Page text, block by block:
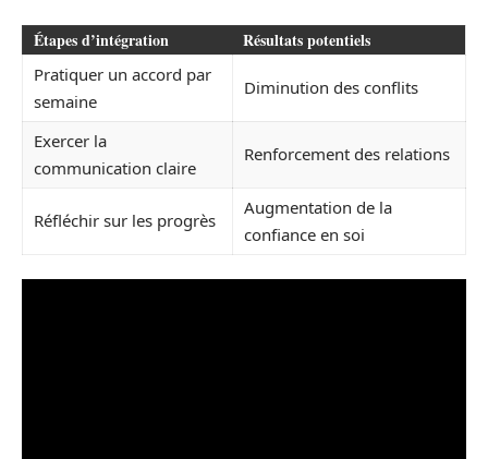
Étapes d’intégration Résultats potentiels
Pratiquer un accord par
semaine
Diminution des conflits
Exercer la
communication claire
Renforcement des relations
Réfléchir sur les progrès
Augmentation de la
confiance en soi